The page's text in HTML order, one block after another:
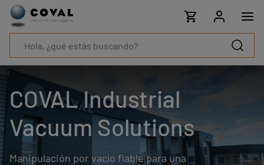
COVAL Industrial
Vacuum Solutions
Manipulación por vacío fiable para una
Productos
Industrias
Tecnologías
Recursos
Sobre
COVAL
Blog
Carrera
Distribuidores
Contacto
comercial